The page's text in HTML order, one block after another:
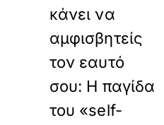
κάνει να
αμφισβητείς
τον εαυτό
σου: Η παγίδα
του «self-